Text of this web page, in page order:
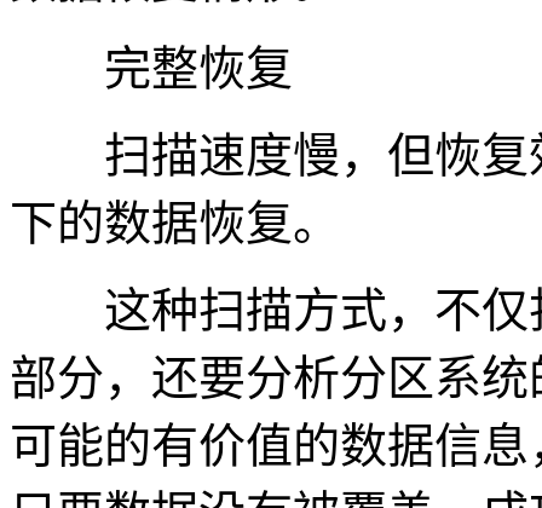
完整恢复
扫描速度慢，但恢复
下的数据恢复。
这种扫描方式，不仅
部分，还要分析分区系
可能的有价值的数据信